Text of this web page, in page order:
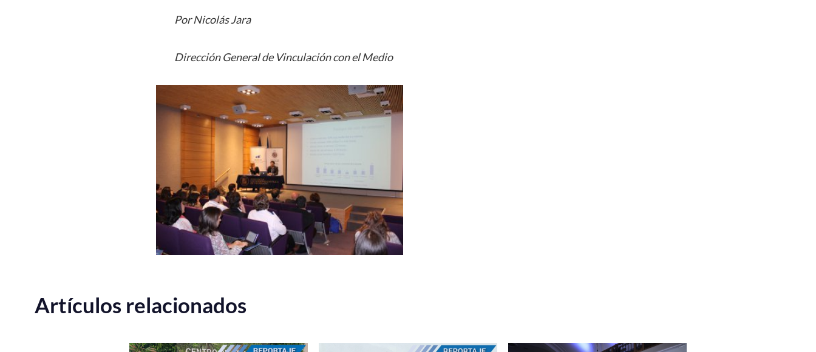
Por Nicolás Jara
Dirección General de Vinculación con el Medio
Artículos relacionados